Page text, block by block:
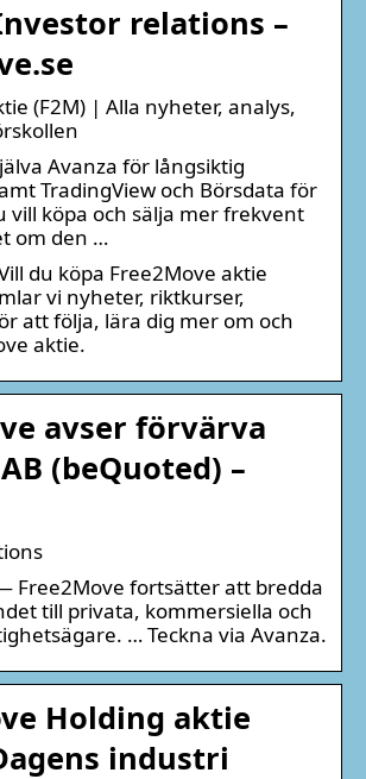
relations –
(F2M) | Alla nyheter, analys,
Avanza för långsiktig
TradingView och Börsdata för
vill köpa och sälja mer frekvent
om den …
du köpa Free2Move aktie
vi nyheter, riktkurser,
att följa, lära dig mer om och
aktie.
avser förvärva
(beQuoted) –
Free2Move fortsätter att bredda
till privata, kommersiella och
… Teckna via Avanza.
Holding aktie
industri